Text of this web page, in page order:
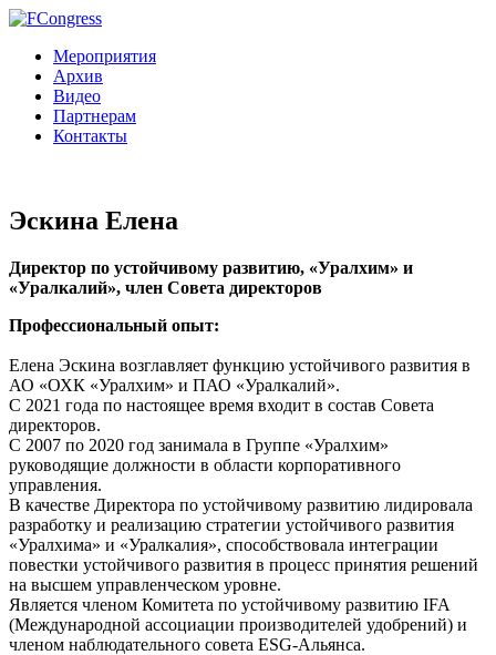
Мероприятия
Архив
Видео
Партнерам
Контакты
Эскина Елена
Директор по устойчивому развитию, «Уралхим» и
«Уралкалий», член Совета директоров
Профессиональный опыт:
Елена Эскина возглавляет функцию устойчивого развития в
АО «ОХК «Уралхим» и ПАО «Уралкалий».
С 2021 года по настоящее время входит в состав Совета
директоров.
С 2007 по 2020 год занимала в Группе «Уралхим»
руководящие должности в области корпоративного
управления.
В качестве Директора по устойчивому развитию лидировала
разработку и реализацию стратегии устойчивого развития
«Уралхима» и «Уралкалия», способствовала интеграции
повестки устойчивого развития в процесс принятия решений
на высшем управленческом уровне.
Является членом Комитета по устойчивому развитию IFA
(Международной ассоциации производителей удобрений) и
членом наблюдательного совета ESG-Альянса.